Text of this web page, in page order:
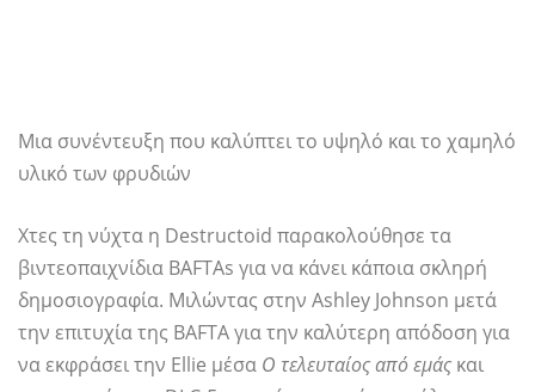
Μια συνέντευξη που καλύπτει το υψηλό και το χαμηλό
υλικό των φρυδιών
Χτες τη νύχτα η Destructoid παρακολούθησε τα
βιντεοπαιχνίδια BAFTAs για να κάνει κάποια σκληρή
δημοσιογραφία. Μιλώντας στην Ashley Johnson μετά
την επιτυχία της BAFTA για την καλύτερη απόδοση για
να εκφράσει την Ellie μέσα Ο τελευταίος από εμάς και